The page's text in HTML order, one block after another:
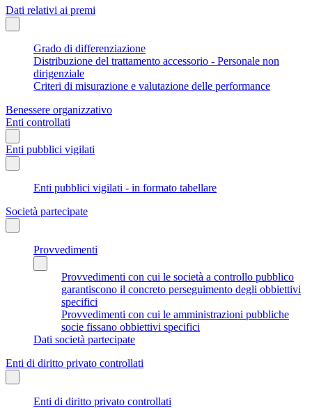
Dati relativi ai premi
Grado di differenziazione
Distribuzione del trattamento accessorio - Personale non
dirigenziale
Criteri di misurazione e valutazione delle performance
Benessere organizzativo
Enti controllati
Enti pubblici vigilati
Enti pubblici vigilati - in formato tabellare
Società partecipate
Provvedimenti
Provvedimenti con cui le società a controllo pubblico
garantiscono il concreto perseguimento degli obbiettivi
specifici
Provvedimenti con cui le amministrazioni pubbliche
socie fissano obbiettivi specifici
Dati società partecipate
Enti di diritto privato controllati
Enti di diritto privato controllati